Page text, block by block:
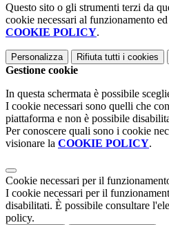
Questo sito o gli strumenti terzi da
cookie necessari al funzionamento
COOKIE POLICY.
Personalizza Rifiuta tutti i cookies
Gestione cookie
In questa schermata è possibile
I cookie necessari sono quelli che
piattaforma e non è possibile
Per conoscere quali sono i cookie
visionare la COOKIE POLICY.
Cookie necessari per il
I cookie necessari per il
disabilitati. È possibile consultare
policy.